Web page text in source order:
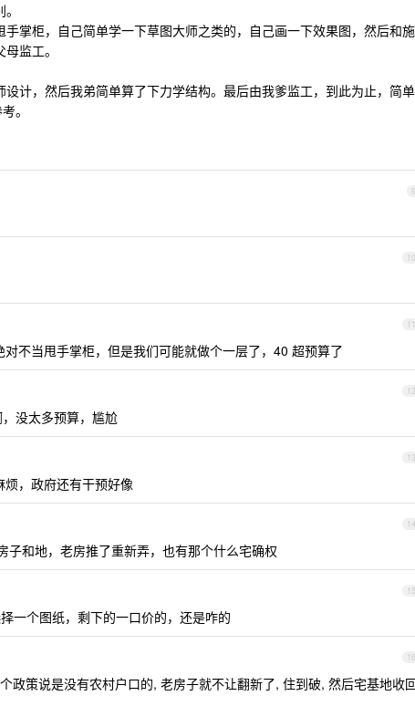
掌柜，自己简单学一下草图大师之类的，自己画一下效果图，然后和施
监工。
计，然后我弟简单算了下力学结构。最后由我爹监工，到此为止，简单
。
9
10
11
不当甩手掌柜，但是我们可能就做个一层了，40 超预算了
12
没太多预算，尴尬
13
，政府还有干预好像
14
子和地，老房推了重新弄，也有那个什么宅确权
15
一个图纸，剩下的一口价的，还是咋的
16
政策说是没有农村户口的, 老房子就不让翻新了, 住到破, 然后宅基地收